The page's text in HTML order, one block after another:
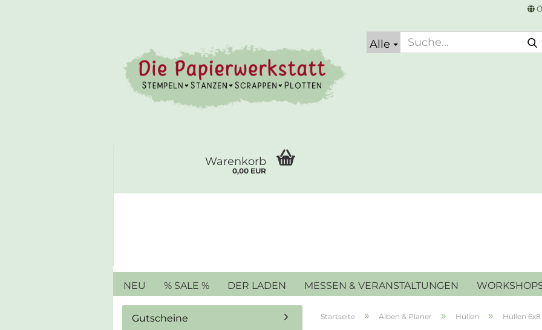
Alle
Warenkorb
0,00 EUR
NEU % SALE % DER LADEN MESSEN & VERANSTALTUNGEN
Startseite » Alben & Planer » Hüllen » Hüllen 6x8
Gutscheine